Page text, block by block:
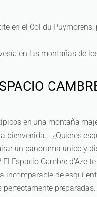
en el Col du Puymorens,
en las montañas de
en una montaña
bienvenida... ¿Quieres
un panorama único y
El Espacio Cambre d'Aze
incomparable de esquí
perfectamente